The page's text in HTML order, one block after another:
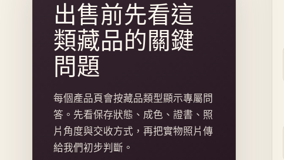
出售前先看這
類藏品的關鍵
問題
每個產品頁會按藏品類型顯示專屬問
答。先看保存狀態、成色、證書、照
片角度與交收方式，再把實物照片傳
給我們初步判斷。